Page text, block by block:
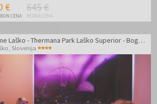
€
CENA
645 €
REDNA CENA
Terme Laško - Thermana Park Laško Superior - Bogat VIP paket razvajanja v dvoje
Slovenija